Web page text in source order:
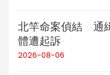
北竿命案偵結 通
體遭起訴
2026-08-06